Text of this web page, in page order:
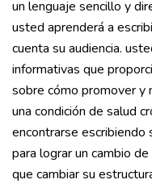
un lenguaje sencillo y
usted aprenderá a
cuenta su audiencia.
informativas que
sobre cómo promover y
una condición de salud
encontrarse escribiendo
para lograr un cambio
que cambiar su